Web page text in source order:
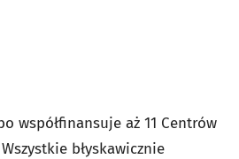
współfinansuje aż 11 Centrów
błyskawicznie